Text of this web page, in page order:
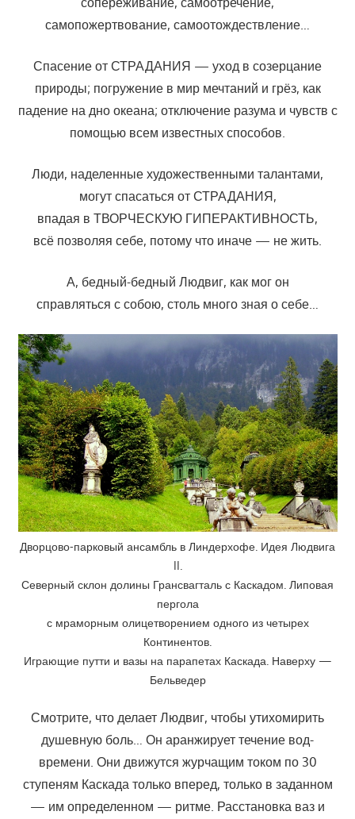
самопожертвование, самоотождествление…
Спасение от СТРАДАНИЯ — уход в созерцание
природы; погружение в мир мечтаний и грёз, как
падение на дно океана; отключение разума и чувств с
помощью всем известных способов.
Люди, наделенные художественными талантами,
могут спасаться от СТРАДАНИЯ,
впадая в ТВОРЧЕСКУЮ ГИПЕРАКТИВНОСТЬ,
всё позволяя себе, потому что иначе — не жить.
А, бедный-бедный Людвиг, как мог он
справляться с собою, столь много зная о себе…
Дворцово-парковый ансамбль в Линдерхофе. Идея Людвига
II.
Северный склон долины Грансвагталь с Каскадом. Липовая
пергола
с мраморным олицетворением одного из четырех
Континентов.
Играющие путти и вазы на парапетах Каскада. Наверху —
Бельведер
Смотрите, что делает Людвиг, чтобы утихомирить
душевную боль… Он аранжирует течение вод-
времени. Они движутся журчащим током по 30
ступеням Каскада только вперед, только в заданном
— им определенном — ритме. Расстановка ваз и